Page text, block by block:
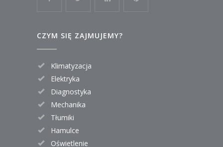
CZYM SIĘ ZAJMUJEMY?
Klimatyzacja
Elektryka
Diagnostyka
Mechanika
Tłumiki
Hamulce
Oświetlenie